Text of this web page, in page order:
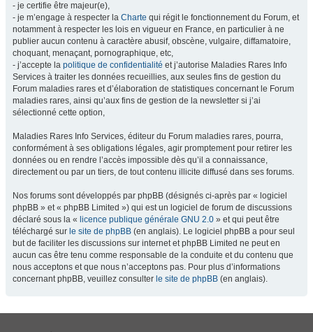
- je certifie être majeur(e),
- je m’engage à respecter la Charte qui régit le fonctionnement du Forum, et
notamment à respecter les lois en vigueur en France, en particulier à ne
publier aucun contenu à caractère abusif, obscène, vulgaire, diffamatoire,
choquant, menaçant, pornographique, etc,
- j’accepte la politique de confidentialité et j’autorise Maladies Rares Info
Services à traiter les données recueillies, aux seules fins de gestion du
Forum maladies rares et d’élaboration de statistiques concernant le Forum
maladies rares, ainsi qu’aux fins de gestion de la newsletter si j’ai
sélectionné cette option,
Maladies Rares Info Services, éditeur du Forum maladies rares, pourra,
conformément à ses obligations légales, agir promptement pour retirer les
données ou en rendre l’accès impossible dès qu’il a connaissance,
directement ou par un tiers, de tout contenu illicite diffusé dans ses forums.
Nos forums sont développés par phpBB (désignés ci-après par « logiciel
phpBB » et « phpBB Limited ») qui est un logiciel de forum de discussions
déclaré sous la « licence publique générale GNU 2.0 » et qui peut être
téléchargé sur le site de phpBB (en anglais). Le logiciel phpBB a pour seul
but de faciliter les discussions sur internet et phpBB Limited ne peut en
aucun cas être tenu comme responsable de la conduite et du contenu que
nous acceptons et que nous n’acceptons pas. Pour plus d’informations
concernant phpBB, veuillez consulter le site de phpBB (en anglais).